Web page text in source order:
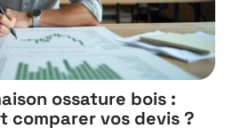
ossature bois :
comparer vos devis ?